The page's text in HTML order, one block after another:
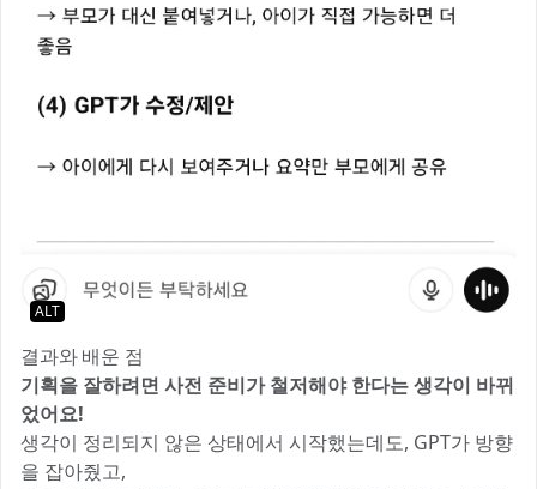
ALT
결과와 배운 점
기획을 잘하려면 사전 준비가 철저해야 한다는 생각이 바뀌
었어요!
생각이 정리되지 않은 상태에서 시작했는데도, GPT가 방향
을 잡아줬고,